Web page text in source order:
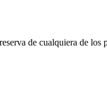
de cualquiera de